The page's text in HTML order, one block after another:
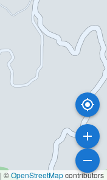
| ©OpenStreetMapcontributors